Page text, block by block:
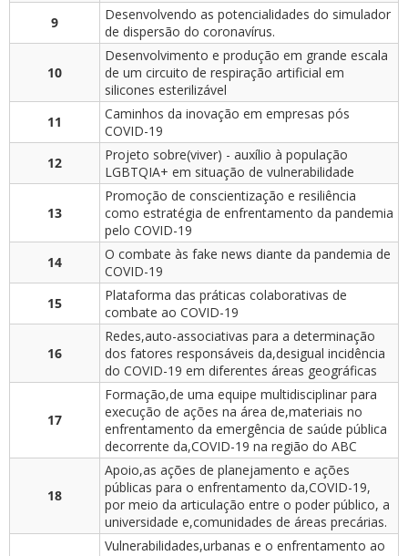
9
Desenvolvendo as potencialidades do simulador
de dispersão do coronavírus.
10
Desenvolvimento e produção em grande escala
de um circuito de respiração artificial em
silicones esterilizável
11
Caminhos da inovação em empresas pós
COVID-19
12
Projeto sobre(viver) - auxílio à população
LGBTQIA+ em situação de vulnerabilidade
13
Promoção de conscientização e resiliência
como estratégia de enfrentamento da pandemia
pelo COVID-19
14
O combate às fake news diante da pandemia de
COVID-19
15
Plataforma das práticas colaborativas de
combate ao COVID-19
16
Redes,auto-associativas para a determinação
dos fatores responsáveis da,desigual incidência
do COVID-19 em diferentes áreas geográficas
17
Formação,de uma equipe multidisciplinar para
execução de ações na área de,materiais no
enfrentamento da emergência de saúde pública
decorrente da,COVID-19 na região do ABC
18
Apoio,as ações de planejamento e ações
públicas para o enfrentamento da,COVID-19,
por meio da articulação entre o poder público, a
universidade e,comunidades de áreas precárias.
Vulnerabilidades,urbanas e o enfrentamento ao